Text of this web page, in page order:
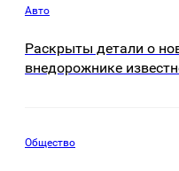
Авто
Раскрыты детали о
внедорожнике
Общество